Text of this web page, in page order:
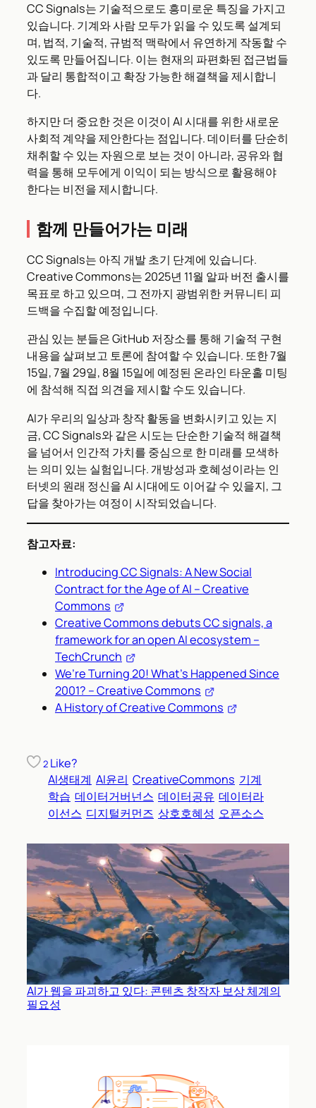
CC Signals는 기술적으로도 흥미로운 특징을 가지고
있습니다. 기계와 사람 모두가 읽을 수 있도록 설계되
며, 법적, 기술적, 규범적 맥락에서 유연하게 작동할 수
있도록 만들어집니다. 이는 현재의 파편화된 접근법들
과 달리 통합적이고 확장 가능한 해결책을 제시합니
다.
하지만 더 중요한 것은 이것이 AI 시대를 위한 새로운
사회적 계약을 제안한다는 점입니다. 데이터를 단순히
채취할 수 있는 자원으로 보는 것이 아니라, 공유와 협
력을 통해 모두에게 이익이 되는 방식으로 활용해야
한다는 비전을 제시합니다.
함께 만들어가는 미래
CC Signals는 아직 개발 초기 단계에 있습니다.
Creative Commons는 2025년 11월 알파 버전 출시를
목표로 하고 있으며, 그 전까지 광범위한 커뮤니티 피
드백을 수집할 예정입니다.
관심 있는 분들은 GitHub 저장소를 통해 기술적 구현
내용을 살펴보고 토론에 참여할 수 있습니다. 또한 7월
15일, 7월 29일, 8월 15일에 예정된 온라인 타운홀 미팅
에 참석해 직접 의견을 제시할 수도 있습니다.
AI가 우리의 일상과 창작 활동을 변화시키고 있는 지
금, CC Signals와 같은 시도는 단순한 기술적 해결책
을 넘어서 인간적 가치를 중심으로 한 미래를 모색하
는 의미 있는 실험입니다. 개방성과 호혜성이라는 인
터넷의 원래 정신을 AI 시대에도 이어갈 수 있을지, 그
답을 찾아가는 여정이 시작되었습니다.
참고자료:
Introducing CC Signals: A New Social
Contract for the Age of AI – Creative
Commons
Creative Commons debuts CC signals, a
framework for an open AI ecosystem –
TechCrunch
We’re Turning 20! What’s Happened Since
2001? – Creative Commons
A History of Creative Commons
2 Like?
AI생태계 AI윤리 CreativeCommons 기계
학습 데이터거버넌스 데이터공유 데이터라
이선스 디지털커먼즈 상호호혜성 오픈소스
AI가 웹을 파괴하고 있다: 콘텐츠 창작자 보상 체계의
필요성